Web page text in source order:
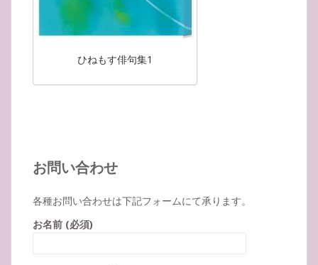
ひねもす俳句集1
お問い合わせ
各種お問い合わせは下記フォームにて承ります。
お名前 (必須)